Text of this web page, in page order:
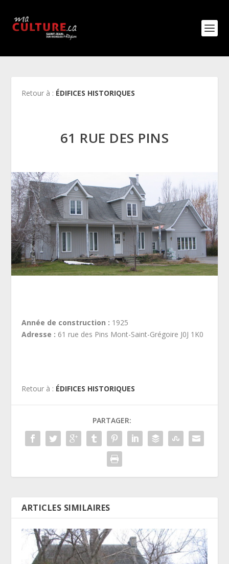
Retour à : ÉDIFICES HISTORIQUES
61 RUE DES PINS
Année de construction : 1925
Adresse : 61 rue des Pins Mont-Saint-Grégoire J0J 1K0
Retour à : ÉDIFICES HISTORIQUES
PARTAGER:
ARTICLES SIMILAIRES